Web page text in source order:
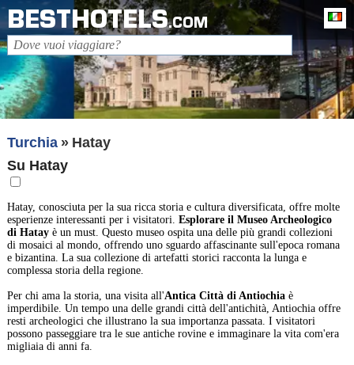
BESTHOTELS.COM
Turchia
Hatay
Su Hatay
Hatay, conosciuta per la sua ricca storia e cultura diversificata, offre molte
esperienze interessanti per i visitatori. Esplorare il Museo Archeologico
di Hatayè un must. Questo museo ospita una delle più grandi collezioni
di mosaici al mondo, offrendo uno sguardo affascinante sull'epoca romana
e bizantina. La sua collezione di artefatti storici racconta la lunga e
complessa storia della regione.
Per chi ama la storia, una visita all'Antica Città di Antiochiaè
imperdibile. Un tempo una delle grandi città dell'antichità, Antiochia offre
resti archeologici che illustrano la sua importanza passata. I visitatori
possono passeggiare tra le sue antiche rovine e immaginare la vita com'era
migliaia di anni fa.